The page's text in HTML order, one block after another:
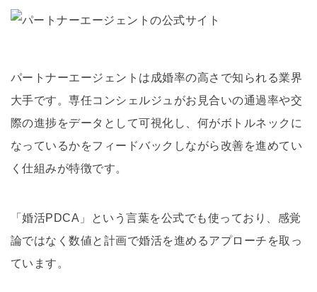
パートナーエージェントは成婚率の高さで知られる業界
大手です。専任コンシェルジュがお見合いの通過率や交
際の進捗をデータとして可視化し、何がボトルネックに
なっているかをフィードバックしながら改善を進めてい
く仕組みが特徴です。
「婚活PDCA」という言葉を公式でも使っており、感覚
論ではなく数値と計画で婚活を進めるアプローチを取っ
ています。